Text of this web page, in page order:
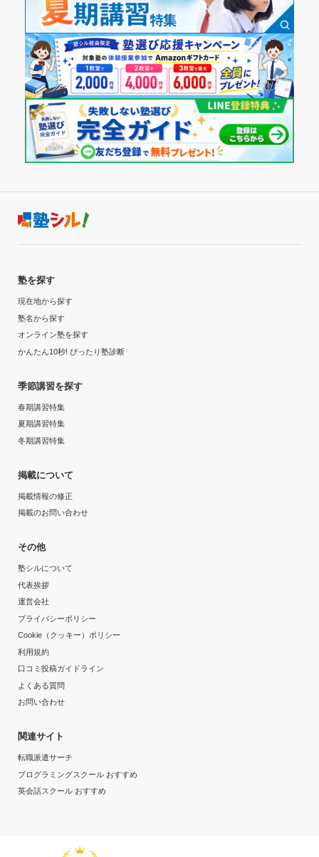
1日あたりの授業時間
2時間～3時間未満
月額料金
30,001円〜40,000円
目的の達成度
達成
目的の達成理由
志望校と合格状況
第一志望校：
第二志望校：合格
駅を出てすぐの立地条件で、子どもが自分で通いやすい。 駅
前なので、遅い時間でも明るく人もいるので、安全面でも安
心。
授業以外のサポート
(相談・面談、家庭学習のサポート、授業以外のコミュニケーション等)
面談の時に、子どもと真剣に向かい合い話をしてくれた。や
る気が出ない子どもに対し、頑張れるような声かけをしてく
れた。
利用詳細
受講コース
通年
1日あたりの授業時間
月額料金
目的の達成理由
最初は受験のために通い始めており、志望校に合格する
ことができたから。 現在は、苦手科目の克服のために
通っているが、以前よりは点数が取れるようになってき
ているから。
志望校と合格状況
---
個別教室のトライ 日立駅前校の口コミをもっと見る
塾を探す
現在地から探す
塾名から探す
オンライン塾を探す
かんたん10秒! ぴったり塾診断
季節講習を探す
春期講習特集
夏期講習特集
冬期講習特集
掲載について
掲載情報の修正
掲載のお問い合わせ
その他
塾シルについて
代表挨拶
運営会社
プライバシーポリシー
Cookie（クッキー）ポリシー
利用規約
口コミ投稿ガイドライン
よくある質問
お問い合わせ
関連サイト
転職派遣サーチ
プログラミングスクール おすすめ
英会話スクール おすすめ